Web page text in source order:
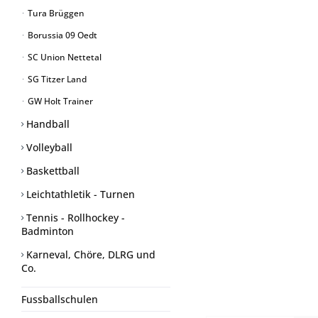
Tura Brüggen
Borussia 09 Oedt
SC Union Nettetal
SG Titzer Land
GW Holt Trainer
Handball
Volleyball
Baskettball
Leichtathletik - Turnen
Tennis - Rollhockey -
Badminton
Karneval, Chöre, DLRG und
Co.
Fussballschulen